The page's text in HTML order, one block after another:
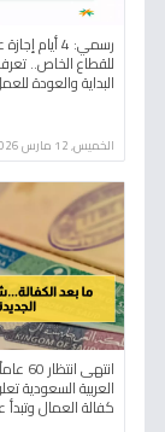
للقطاع الخاص..
البداية والعودة
الخميس, 12 مارس 2026
انتهى
العربية السعودية
كفالة العمال وتبدأ